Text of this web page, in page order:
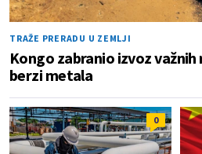
TRAŽE PRERADU U ZEMLJI
Kongo zabranio izvoz važnih
berzi metala
0